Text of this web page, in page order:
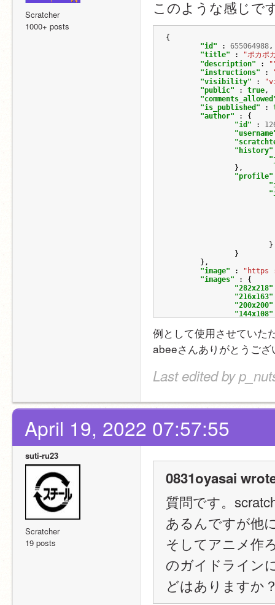
Scratcher
1000+ posts
このような感じで
{
"id"
: 655064988,
"title"
:
"ポカポ
"description"
:
"instructions"
:
"visibility"
:
"public"
: true,
"is_published"
:
"author"
:
{
"id"
:
"history"
},
"profile"
}
}
},
"image"
:
"https :
"images"
:
{
"282x218"
"216x163"
"200x200"
"144x108"
"100x80"
},
"history" :
{
"created"
"shared"
},
"views" :
"loves" :
},
"root" :
}
例として使用させていた
abeeさんありがとうござ
Last edited by
April 19, 2022 07:57:55
suti-ru23
Scratcher
19 posts
0831oyasai
質問です。
あるんですが他
そしてアニメ作
のガイドライン
どはありますか